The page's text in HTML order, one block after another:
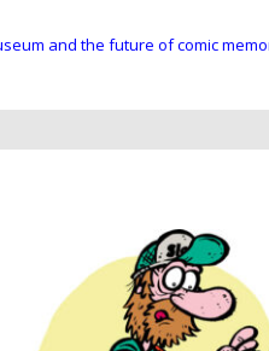
and the future of comic